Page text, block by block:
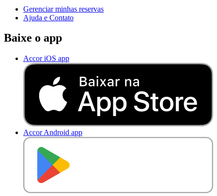
Gerenciar minhas reservas
Ajuda e Contato
Baixe o app
Accor iOS app
Accor Android app